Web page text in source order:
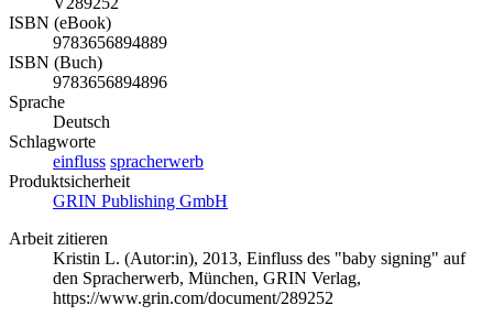
ISBN (eBook)
9783656894889
ISBN (Buch)
9783656894896
Sprache
Deutsch
Schlagworte
einfluss spracherwerb
Produktsicherheit
GRIN Publishing GmbH
Arbeit zitieren
Kristin L. (Autor:in), 2013, Einfluss des "baby signing" auf
den Spracherwerb, München, GRIN Verlag,
https://www.grin.com/document/289252